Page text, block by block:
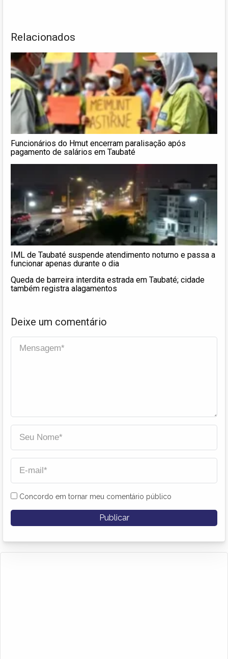
Relacionados
Funcionários do Hmut encerram paralisação após
pagamento de salários em Taubaté
IML de Taubaté suspende atendimento noturno e passa a
funcionar apenas durante o dia
Queda de barreira interdita estrada em Taubaté; cidade
também registra alagamentos
Deixe um comentário
Concordo em tornar meu comentário público